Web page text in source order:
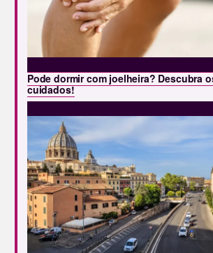
Pode dormir com joelheira? Descubra
cuidados!